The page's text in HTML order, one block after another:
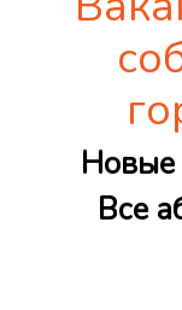
Новые
Все